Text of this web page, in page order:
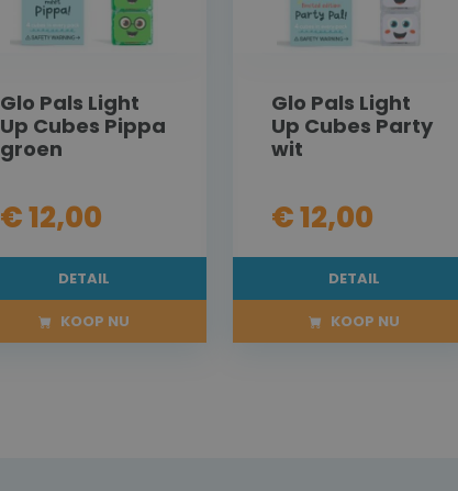
Glo Pals Light
Up Cubes Pippa
groen
€ 12,00
DETAIL
KOOP NU
Glo Pals Light
Up Cubes Party
wit
€ 12,00
DETAIL
KOOP NU